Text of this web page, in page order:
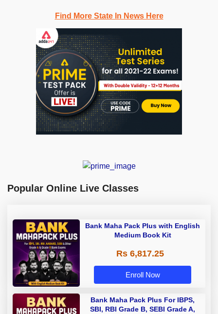
Find More State In News Here
Popular Online Live Classes
Bank Maha Pack Plus with English
Medium Book Kit
Rs 6,817.25
Enroll Now
Bank Maha Pack Plus For IBPS,
SBI, RBI Grade B, SEBI Grade A,